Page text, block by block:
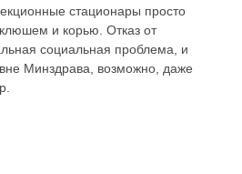
стационары просто
и корью. Отказ от
социальная проблема, и
Минздрава, возможно, даже